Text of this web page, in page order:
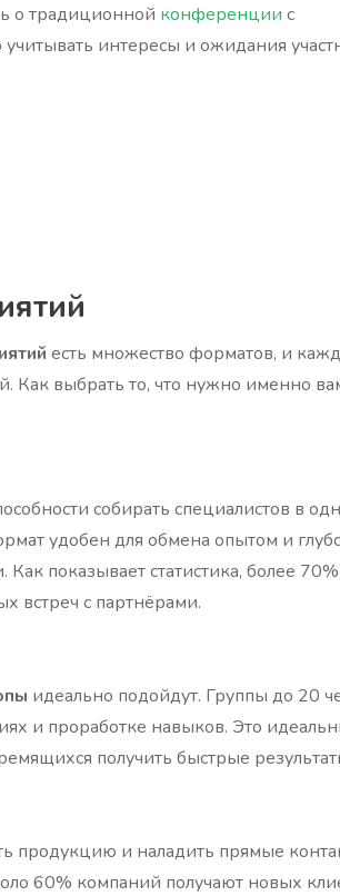
о традиционной конференции с
интересы и ожидания
есть множество форматов, и
Как выбрать то, что нужно именно
собирать специалистов в
удобен для обмена опытом и
показывает статистика, более 70%
встреч с партнёрами.
идеально подойдут. Группы до 20
и проработке навыков. Это
получить быстрые
продукцию и наладить прямые
60% компаний получают новых